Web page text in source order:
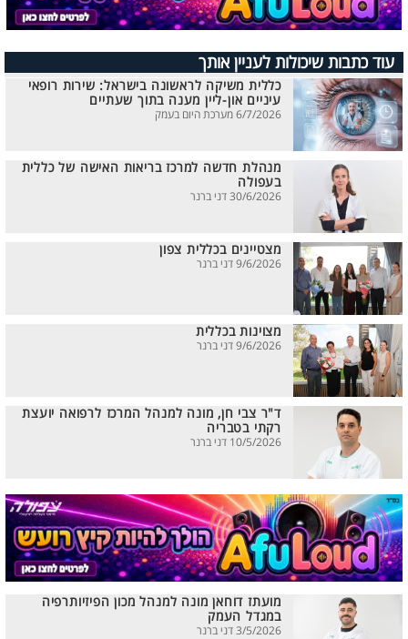
עוד כתבות שיכולות לעניין אותך
כללית משיקה לראשונה בישראל: שירות רופאי
עיניים און-ליין מענה בתוך שעתיים
6/7/2026 מערכת היום בעמק
מנהלת חדשה למרכז בריאות האישה של כללית
בעפולה
30/6/2026 דני ברנר
מצטיינים בכללית צפון
9/6/2026 דני ברנר
מצוינות בכללית
9/6/2026 דני ברנר
ד"ר צבי חן, מונה למנהל המרכז לרפואה יועצת
רקתי בטבריה
10/5/2026 דני ברנר
מועתז דוחאן מונה למנהל מכון הפיזיותרפיה
במגדל העמק
3/5/2026 דני ברנר